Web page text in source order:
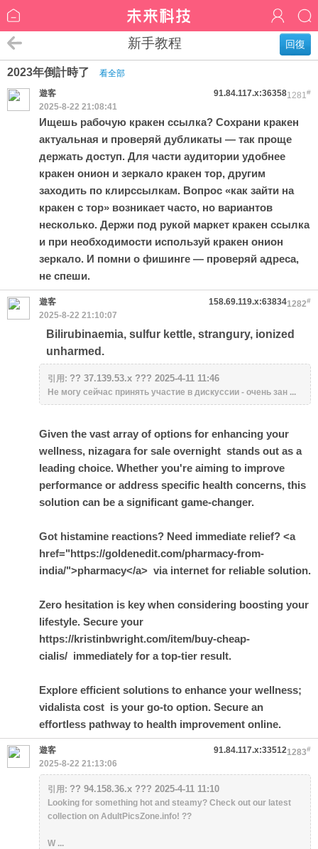
回復
新手教程
2023年倒計時了 看全部
1281#
遊客
91.84.117.x:36358
2025-8-22 21:08:41
Ищешь рабочую кракен ссылка? Сохрани кракен
актуальная и проверяй дубликаты — так проще
держать доступ. Для части аудитории удобнее
кракен онион и зеркало кракен тор, другим
заходить по клирссылкам. Вопрос «как зайти на
кракен с тор» возникает часто, но вариантов
несколько. Держи под рукой маркет кракен ссылка
и при необходимости используй кракен онион
зеркало. И помни о фишинге — проверяй адреса,
не спеши.
1282#
遊客
158.69.119.x:63834
2025-8-22 21:10:07
Bilirubinaemia, sulfur kettle, strangury, ionized
unharmed.
引用: ?? 37.139.53.x ??? 2025-4-11 11:46
Не могу сейчас принять участие в дискуссии - очень зан ...
Given the vast array of options for enhancing your
wellness, nizagara for sale overnight stands out as a
leading choice. Whether you're aiming to improve
performance or address specific health concerns, this
solution can be a significant game-changer.
Got histamine reactions? Need immediate relief? <a
href="https://goldenedit.com/pharmacy-from-
india/">pharmacy</a> via internet for reliable solution.
Zero hesitation is key when considering boosting your
lifestyle. Secure your
https://kristinbwright.com/item/buy-cheap-
cialis/ immediately for a top-tier result.
Explore efficient solutions to enhance your wellness;
vidalista cost is your go-to option. Secure an
effortless pathway to health improvement online.
1283#
遊客
91.84.117.x:33512
2025-8-22 21:13:06
引用: ?? 94.158.36.x ??? 2025-4-11 11:10
Looking for something hot and steamy? Check out our latest
collection on AdultPicsZone.info! ??
W ...